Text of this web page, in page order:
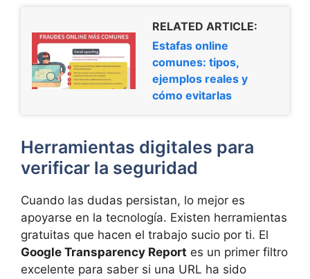
RELATED ARTICLE:
Estafas online
comunes: tipos,
ejemplos reales y
cómo evitarlas
Herramientas digitales para
verificar la seguridad
Cuando las dudas persistan, lo mejor es
apoyarse en la tecnología. Existen herramientas
gratuitas que hacen el trabajo sucio por ti. El
Google Transparency Report es un primer filtro
excelente para saber si una URL ha sido